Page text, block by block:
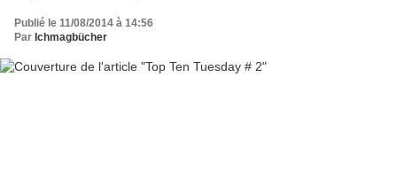
Publié le 11/08/2014 à 14:56
Par Ichmagbücher